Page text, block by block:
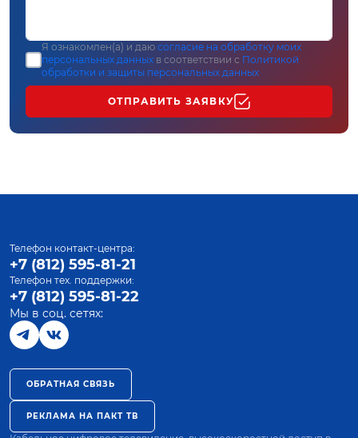
Я ознакомлен(а) и даю согласие на обработку моих
персональных данных в соответствии с Политикой
обработки и защиты персональных данных
ОТПРАВИТЬ ЗАЯВКУ
Телефон контакт-центра:
+7 (812) 595-81-21
Телефон тех. поддержки:
+7 (812) 595-81-22
Мы в соц. сетях:
ОБРАТНАЯ СВЯЗЬ
РЕКЛАМА НА ПАКТ ТВ